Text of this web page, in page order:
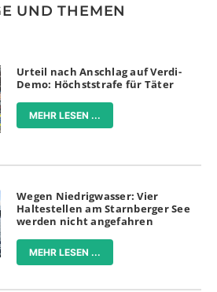
UND THEMEN
Urteil nach Anschlag auf Verdi-
Demo: Höchststrafe für Täter
MEHR LESEN ...
Wegen Niedrigwasser: Vier
Haltestellen am Starnberger See
werden nicht angefahren
MEHR LESEN ...